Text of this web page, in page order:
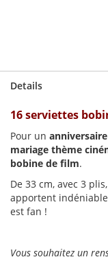
Details
16 serviettes
Pour un
mariage thème
bobine de film.
De 33 cm, avec 3
apportent
est fan !
Vous souhaitez un